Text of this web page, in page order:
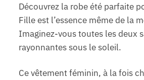
Découvrez la robe été parfaite
Fille est l’essence même de la
Imaginez-vous toutes les deux
rayonnantes sous le soleil.
Ce vêtement féminin, à la fois